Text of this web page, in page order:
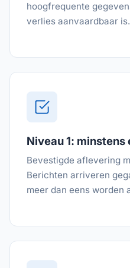
hoogfrequente
verlies aanvaardbaar is.
Niveau 1: minstens
Bevestigde aflevering
Berichten arriveren
meer dan eens worden